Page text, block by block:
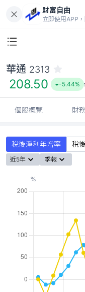
財富自由
立即使用APP
華通 2313
208.50 -5.44%
個股概覽 財
稅後淨利年增率 稅
近5年 季報